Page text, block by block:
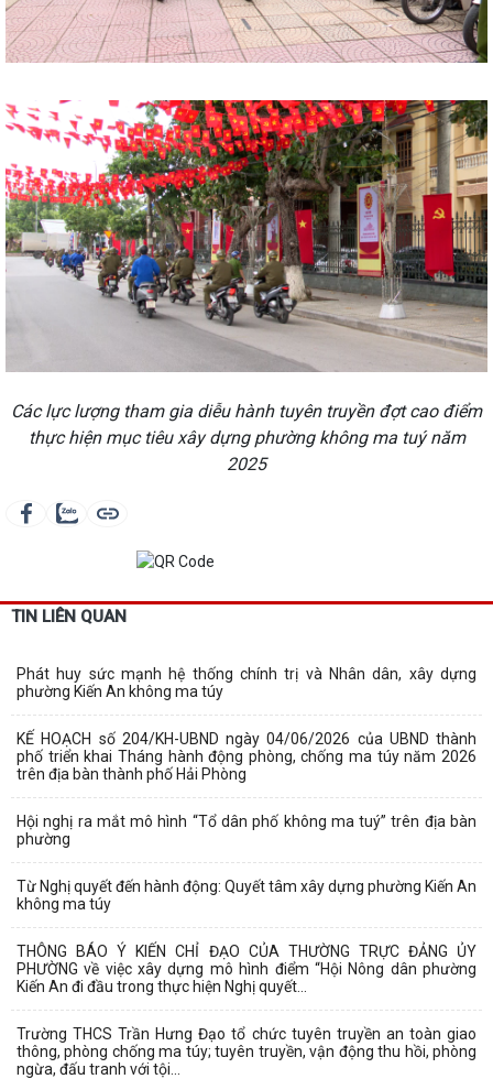
Các lực lượng tham gia diễu hành tuyên truyền đợt cao điểm
thực hiện mục tiêu xây dựng phường không ma tuý năm
2025
TIN LIÊN QUAN
Phát huy sức mạnh hệ thống chính trị và Nhân dân, xây dựng
phường Kiến An không ma túy
KẾ HOẠCH số 204/KH-UBND ngày 04/06/2026 của UBND thành
phố triển khai Tháng hành động phòng, chống ma túy năm 2026
trên địa bàn thành phố Hải Phòng
Hội nghị ra mắt mô hình “Tổ dân phố không ma tuý” trên địa bàn
phường
Từ Nghị quyết đến hành động: Quyết tâm xây dựng phường Kiến An
không ma túy
THÔNG BÁO Ý KIẾN CHỈ ĐẠO CỦA THƯỜNG TRỰC ĐẢNG ỦY
PHƯỜNG về việc xây dựng mô hình điểm “Hội Nông dân phường
Kiến An đi đầu trong thực hiện Nghị quyết...
Trường THCS Trần Hưng Đạo tổ chức tuyên truyền an toàn giao
thông, phòng chống ma túy; tuyên truyền, vận động thu hồi, phòng
ngừa, đấu tranh với tội...